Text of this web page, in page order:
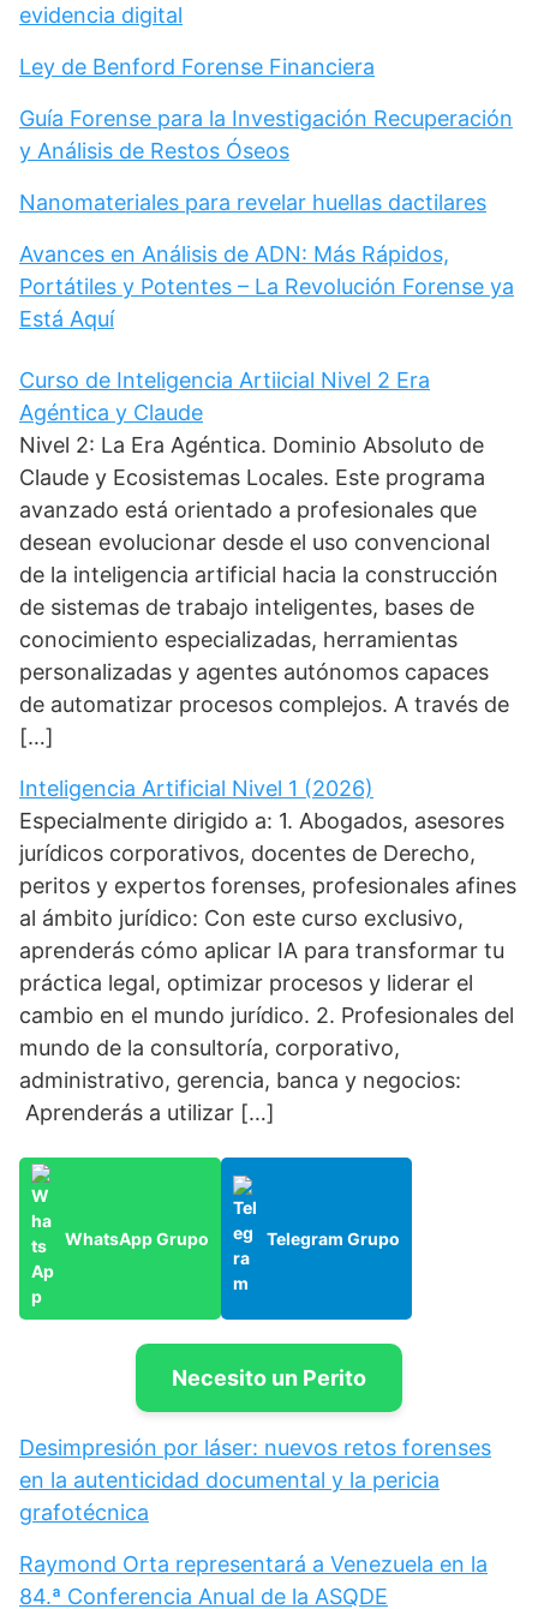
evidencia digital
Ley de Benford Forense Financiera
Guía Forense para la Investigación Recuperación
y Análisis de Restos Óseos
Nanomateriales para revelar huellas dactilares
Avances en Análisis de ADN: Más Rápidos,
Portátiles y Potentes – La Revolución Forense ya
Está Aquí
Curso de Inteligencia Artiicial Nivel 2 Era
Agéntica y Claude
Nivel 2: La Era Agéntica. Dominio Absoluto de
Claude y Ecosistemas Locales. Este programa
avanzado está orientado a profesionales que
desean evolucionar desde el uso convencional
de la inteligencia artificial hacia la construcción
de sistemas de trabajo inteligentes, bases de
conocimiento especializadas, herramientas
personalizadas y agentes autónomos capaces
de automatizar procesos complejos. A través de
[…]
Inteligencia Artificial Nivel 1 (2026)
Especialmente dirigido a: 1. Abogados, asesores
jurídicos corporativos, docentes de Derecho,
peritos y expertos forenses, profesionales afines
al ámbito jurídico: Con este curso exclusivo,
aprenderás cómo aplicar IA para transformar tu
práctica legal, optimizar procesos y liderar el
cambio en el mundo jurídico. 2. Profesionales del
mundo de la consultoría, corporativo,
administrativo, gerencia, banca y negocios:
Aprenderás a utilizar […]
WhatsApp Grupo Telegram Grupo
Necesito un Perito
Desimpresión por láser: nuevos retos forenses
en la autenticidad documental y la pericia
grafotécnica
Raymond Orta representará a Venezuela en la
84.ª Conferencia Anual de la ASQDE